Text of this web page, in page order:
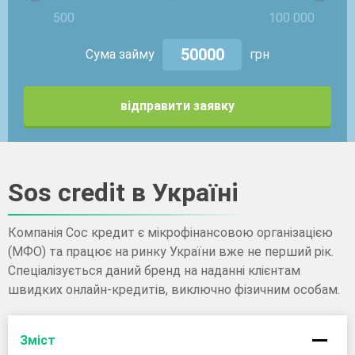
500 100 000
Сума займу грн
відправити заявку
Sos credit в Україні
Компанія Сос кредит є мікрофінансовою організацією
(МФО) та працює на ринку України вже не перший рік.
Спеціалізується даний бренд на наданні клієнтам
швидких онлайн-кредитів, виключно фізичним особам.
Зміст